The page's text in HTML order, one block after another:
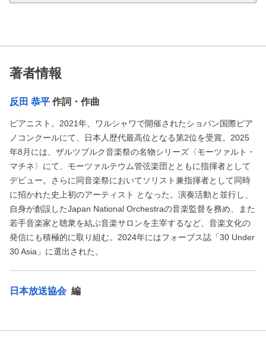
著者情報
反田 恭平 作詞・作曲
ピアニスト。2021年、ワルシャワで開催されたショパン国際ピア
ノコンクールにて、日本人歴代最高位となる第2位を受賞。2025
年8月には、ザルツブルク音楽祭の名物シリーズ〈モーツァルト・
マチネ〉にて、モーツァルテウム管弦楽団とともに指揮者として
デビュー。さらに同音楽祭においてソリスト兼指揮者として同時
に招かれた史上初のアーティスト となった。演奏活動と並行し、
自身が創設したJapan National Orchestraの音楽監督を務め、また
若手音楽家と聴衆を結ぶ音楽サロンを主宰するなど、音楽文化の
発信にも積極的に取り組む。2024年にはフォーブス誌「30 Under
30 Asia」に選出された。
日本放送協会 編